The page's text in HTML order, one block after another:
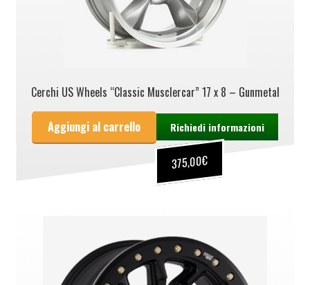
Cerchi US Wheels “Classic Musclercar” 17 x 8 – Gunmetal
375,00€
Aggiungi al carrello Richiedi informazioni